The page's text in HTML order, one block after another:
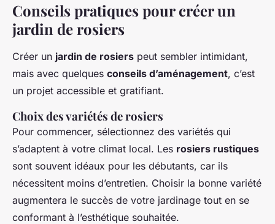
Conseils pratiques pour créer un
jardin de rosiers
Créer un jardin de rosiers peut sembler intimidant,
mais avec quelques conseils d’aménagement, c’est
un projet accessible et gratifiant.
Choix des variétés de rosiers
Pour commencer, sélectionnez des variétés qui
s’adaptent à votre climat local. Les rosiers rustiques
sont souvent idéaux pour les débutants, car ils
nécessitent moins d’entretien. Choisir la bonne variété
augmentera le succès de votre jardinage tout en se
conformant à l’esthétique souhaitée.